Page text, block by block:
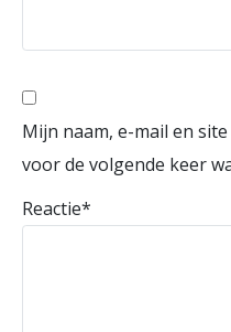
Mijn naam, e-mail en
voor de volgende keer
Reactie*